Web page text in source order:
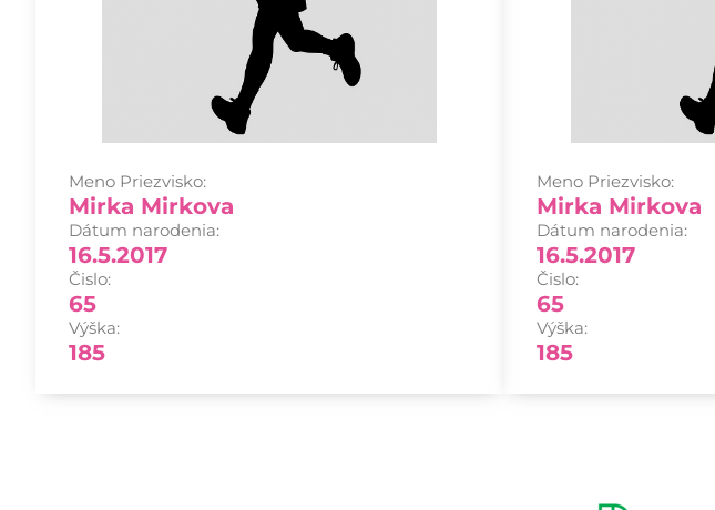
Meno Priezvisko:
Mirka Mirkova
Dátum narodenia:
16.5.2017
Čislo:
65
Výška:
185
Meno Priezvisko:
Mirka Mirkova
Dátum narodenia:
16.5.2017
Čislo:
65
Výška:
185